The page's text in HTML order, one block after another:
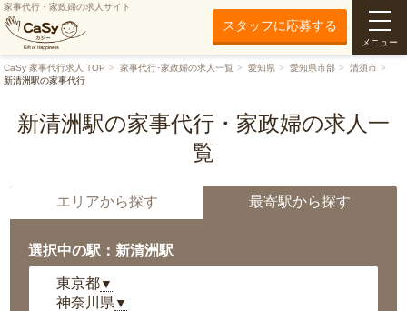
家事代行・家政婦の求人サイト
スタッフに応募する
メニュー
CaSy 家事代行求人 TOP 家事代行･家政婦の求人一覧 愛知県 愛知県市部
清須市
新清洲駅の家事代行
新清洲駅の家事代行・家政婦の求人一
覧
エリアから探す 最寄駅から探す
選択中の駅：新清洲駅
東京都▼
神奈川県 ▼